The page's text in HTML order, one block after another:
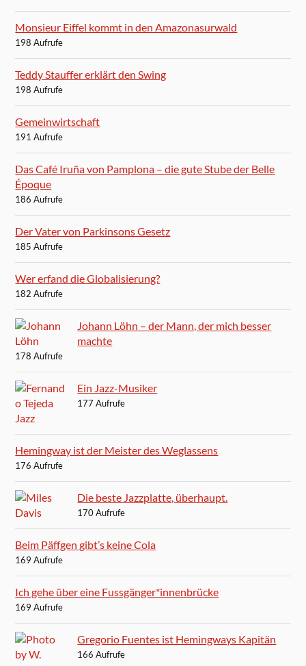
Monsieur Eiffel kommt in den Amazonasurwald
198 Aufrufe
Teddy Stauffer erklärt den Swing
198 Aufrufe
Gemeinwirtschaft
191 Aufrufe
Das Café Iruña von Pamplona – die gute Stube der Belle
Époque
186 Aufrufe
Der Vater von Parkinsons Gesetz
185 Aufrufe
Wer erfand die Globalisierung?
182 Aufrufe
Johann Löhn – der Mann, der mich besser
machte
178 Aufrufe
Ein Jazz-Musiker
177 Aufrufe
Hemingway ist der Meister des Weglassens
176 Aufrufe
Die beste Jazzplatte, überhaupt.
170 Aufrufe
Beim Päffgen gibt’s keine Cola
169 Aufrufe
Ich gehe über eine Fussgänger*innenbrücke
169 Aufrufe
Gregorio Fuentes ist Hemingways Kapitän
166 Aufrufe